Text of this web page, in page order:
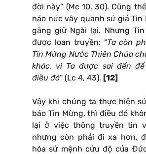
đời này” (Mc 10, 30). Cũng
náo nức vây quanh sứ giả Tin
gắng giữ Ngài lại. Nhưng
được loan truyền: “Ta còn
Tin Mừng Nước Thiên Chúa
khác, vì Ta được sai đến
điều đó” (Lc 4, 43). [12]
Vậy khi chúng ta thực hiện
báo Tin Mừng, thì điều đó
lại ở việc thông truyền tin
nhưng còn phải đi xa hơn,
hóa sứ mệnh cứu độ của